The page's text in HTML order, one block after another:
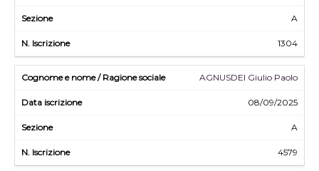
A
1304
AGNUSDEI Giulio Paolo
08/09/2025
A
4579